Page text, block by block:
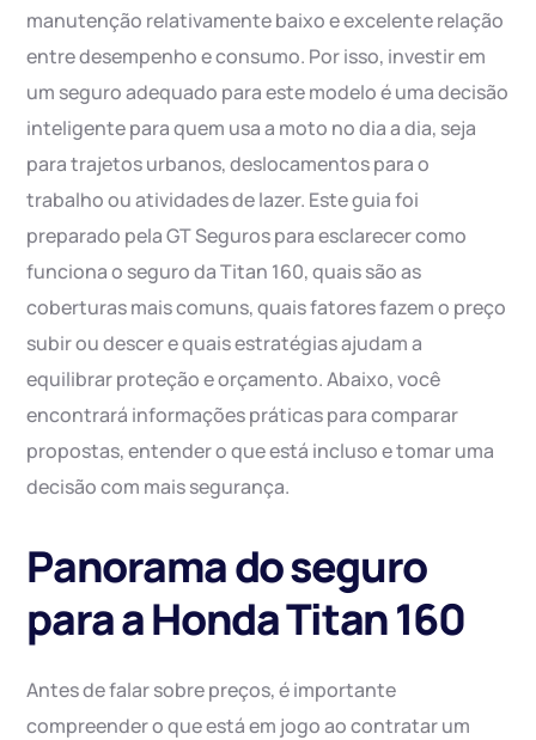
manutenção relativamente baixo e excelente relação
entre desempenho e consumo. Por isso, investir em
um seguro adequado para este modelo é uma decisão
inteligente para quem usa a moto no dia a dia, seja
para trajetos urbanos, deslocamentos para o
trabalho ou atividades de lazer. Este guia foi
preparado pela GT Seguros para esclarecer como
funciona o seguro da Titan 160, quais são as
coberturas mais comuns, quais fatores fazem o preço
subir ou descer e quais estratégias ajudam a
equilibrar proteção e orçamento. Abaixo, você
encontrará informações práticas para comparar
propostas, entender o que está incluso e tomar uma
decisão com mais segurança.
Panorama do seguro
para a Honda Titan 160
Antes de falar sobre preços, é importante
compreender o que está em jogo ao contratar um